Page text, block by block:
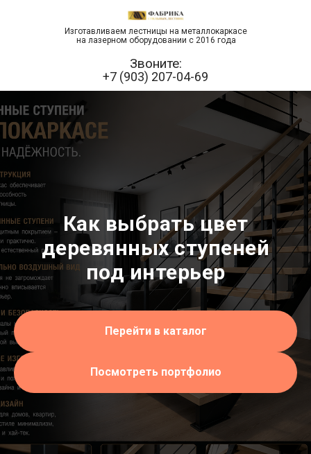
+7 (903) 207-04-69
Звоните:
Изготавливаем лестницы на металлокаркасе
на лазерном оборудовании с 2016 года
Как выбрать цвет
деревянных ступеней
под интерьер
Перейти в каталог
Посмотреть портфолио